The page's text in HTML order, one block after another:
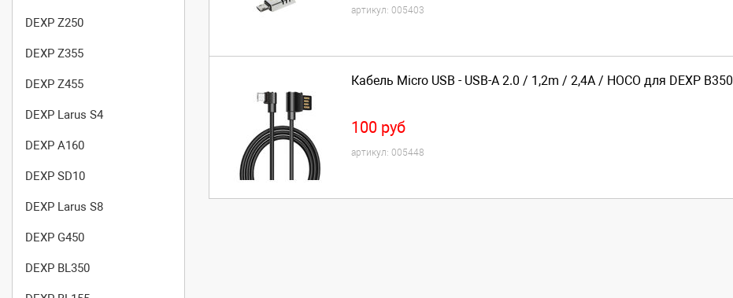
DEXP Z250
DEXP Z355
DEXP Z455
DEXP Larus S4
DEXP A160
DEXP SD10
DEXP Larus S8
DEXP G450
DEXP BL350
артикул: 005403
Кабель Micro USB - USB-A 2.0 / 1,2m / 2,4A / HOCO для DEXP B350
100 руб
артикул: 005448